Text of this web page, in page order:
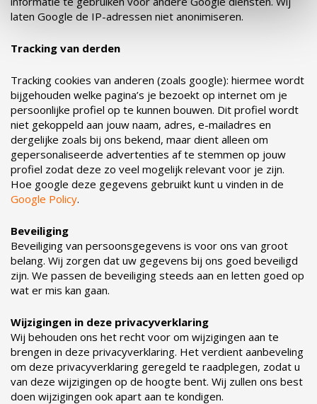
laten Google de IP-adressen niet anonimiseren.
Tracking van derden
Tracking cookies van anderen (zoals google): hiermee wordt
bijgehouden welke pagina’s je bezoekt op internet om je
persoonlijke profiel op te kunnen bouwen. Dit profiel wordt
niet gekoppeld aan jouw naam, adres, e-mailadres en
dergelijke zoals bij ons bekend, maar dient alleen om
gepersonaliseerde advertenties af te stemmen op jouw
profiel zodat deze zo veel mogelijk relevant voor je zijn.
Hoe google deze gegevens gebruikt kunt u vinden in de
Google Policy.
Beveiliging
Beveiliging van persoonsgegevens is voor ons van groot
belang. Wij zorgen dat uw gegevens bij ons goed beveiligd
zijn. We passen de beveiliging steeds aan en letten goed op
wat er mis kan gaan.
Wijzigingen in deze privacyverklaring
Wij behouden ons het recht voor om wijzigingen aan te
brengen in deze privacyverklaring. Het verdient aanbeveling
om deze privacyverklaring geregeld te raadplegen, zodat u
van deze wijzigingen op de hoogte bent. Wij zullen ons best
doen wijzigingen ook apart aan te kondigen.